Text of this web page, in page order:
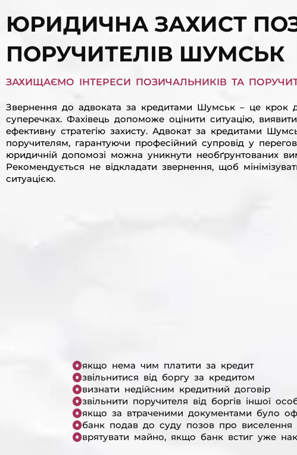
ЮРИДИЧНА ЗАХИСТ
ПОРУЧИТЕЛІВ ШУМСЬК
ЗАХИЩАЄМО ІНТЕРЕСИ ПОЗИЧАЛЬНИКІВ ТА
Звернення до адвоката за кредитами Шумськ – це крок
суперечках. Фахівець допоможе оцінити ситуацію,
ефективну стратегію захисту. Адвокат за кредитами
поручителям, гарантуючи професійний супровід у
юридичній допомозі можна уникнути необґрунтованих
Рекомендується не відкладати звернення, щоб
ситуацією.
якщо нема чим платити за кредит
звільнитися від боргу за кредитом
визнати недійсним кредитний договір
звільнити поручителя від боргів іншої
якщо за втраченими документами було
банк подав до суду позов про виселення
врятувати майно, якщо банк встиг уже